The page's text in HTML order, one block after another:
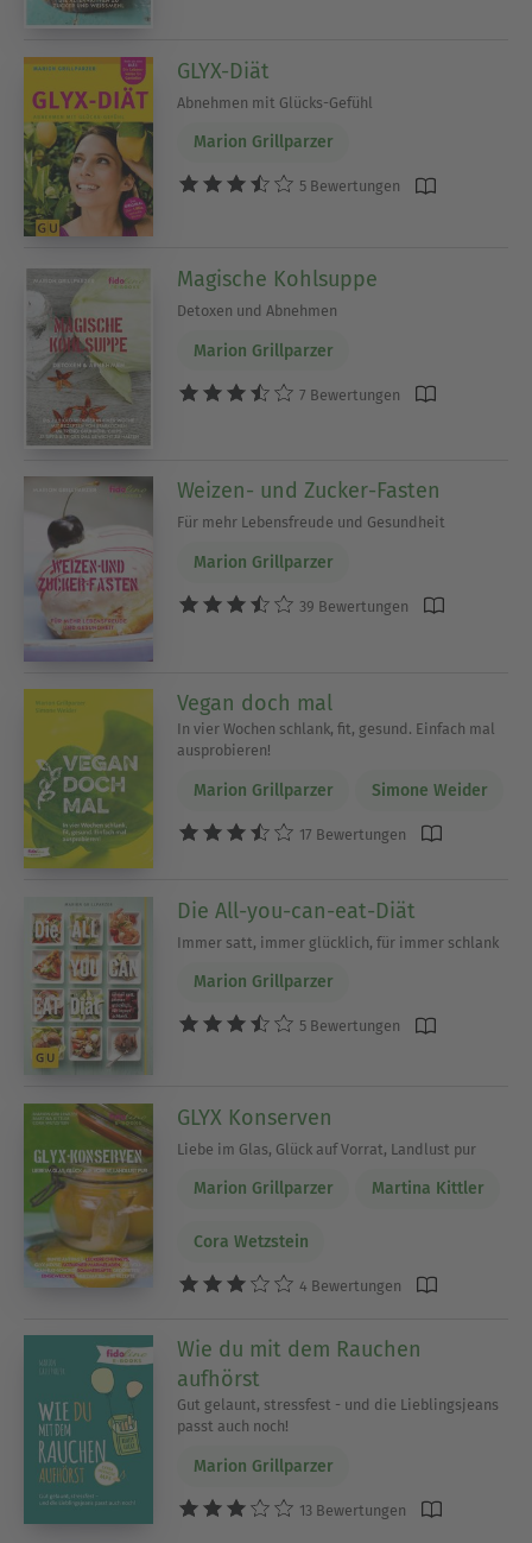
GLYX-Diät
Abnehmen mit Glücks-Gefühl
Marion Grillparzer
5 Bewertungen
Magische Kohlsuppe
Detoxen und Abnehmen
Marion Grillparzer
7 Bewertungen
Weizen- und Zucker-Fasten
Für mehr Lebensfreude und Gesundheit
Marion Grillparzer
39 Bewertungen
Vegan doch mal
In vier Wochen schlank, fit, gesund. Einfach mal
ausprobieren!
Marion Grillparzer Simone Weider
17 Bewertungen
Die All-you-can-eat-Diät
Immer satt, immer glücklich, für immer schlank
Marion Grillparzer
5 Bewertungen
GLYX Konserven
Liebe im Glas, Glück auf Vorrat, Landlust pur
Marion Grillparzer Martina Kittler
Cora Wetzstein
4 Bewertungen
Wie du mit dem Rauchen
aufhörst
Gut gelaunt, stressfest - und die Lieblingsjeans
passt auch noch!
Marion Grillparzer
13 Bewertungen